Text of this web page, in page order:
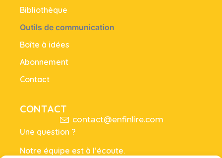
Bibliothèque
Outils de communication
Boîte à idées
Abonnement
Contact
CONTACT
contact@enfinlire.com
Une question ?
Notre équipe est à l’écoute.